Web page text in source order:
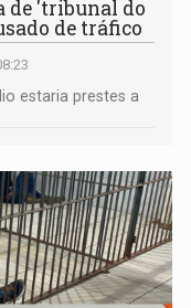
de 'tribunal do
de tráfico
estaria prestes a